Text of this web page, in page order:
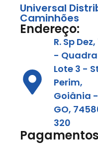
Universal
Caminhões
Endereço:
R. Sp
-
Lote 3 -
Perim,
Goiânia -
GO,
320